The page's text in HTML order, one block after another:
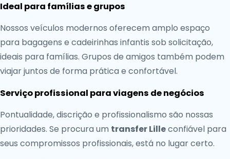
Ideal para famílias e grupos
Nossos veículos modernos oferecem amplo espaço
para bagagens e cadeirinhas infantis sob solicitação,
ideais para famílias. Grupos de amigos também podem
viajar juntos de forma prática e confortável.
Serviço profissional para viagens de negócios
Pontualidade, discrição e profissionalismo são nossas
prioridades. Se procura um transfer Lilleconfiável para
seus compromissos profissionais, está no lugar certo.